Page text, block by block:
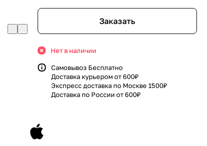
Заказать
Нет в наличии
Самовывоз Бесплатно
Доставка курьером от 600₽
Экспресс доставка по Москве 1500₽
Доставка по России от 600₽